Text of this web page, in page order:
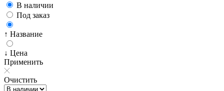
В наличии
Под заказ
↑ Название
↓ Цена
Применить
Очистить